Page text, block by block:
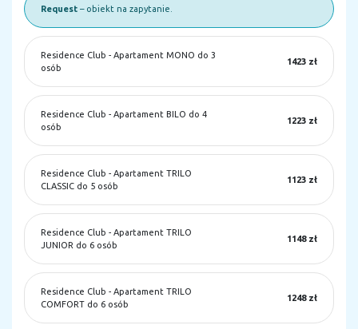
Request – obiekt na zapytanie.
Residence Club - Apartament MONO do 3
osób
1423 zł
Residence Club - Apartament BILO do 4
osób
1223 zł
Residence Club - Apartament TRILO
CLASSIC do 5 osób
1123 zł
Residence Club - Apartament TRILO
JUNIOR do 6 osób
1148 zł
Residence Club - Apartament TRILO
COMFORT do 6 osób
1248 zł